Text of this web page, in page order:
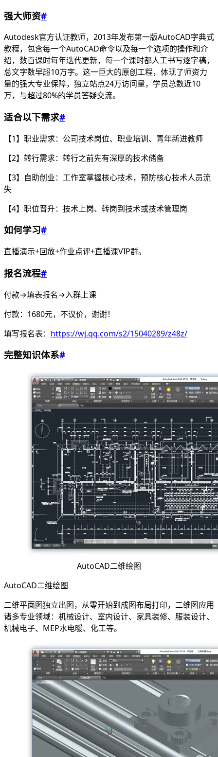
强大师资#
Autodesk官方认证教师，2013年发布第一版AutoCAD字典式
教程，包含每一个AutoCAD命令以及每一个选项的操作和介
绍，数百课时每年迭代更新，每一个课时都人工书写逐字稿，
总文字数早超10万字。这一巨大的原创工程，体现了师资力
量的强大专业保障，独立站点24万访问量，学员总数近10
万，与超过80%的学员答疑交流。
适合以下需求#
【1】职业需求：公司技术岗位、职业培训、青年新进教师
【2】转行需求：转行之前先有深厚的技术储备
【3】自助创业：工作室掌握核心技术，预防核心技术人员流
失
【4】职位晋升：技术上岗、转岗到技术或技术管理岗
如何学习#
直播演示+回放+作业点评+直播课VIP群。
报名流程#
付款→填表报名→入群上课
付款：1680元，不议价，谢谢！
填写报名表： https://wj.qq.com/s2/15040289/z48z/
完整知识体系#
AutoCAD二维绘图
AutoCAD二维绘图
二维平面图独立出图，从零开始到成图布局打印，二维图应用
诸多专业领域：机械设计、室内设计、家具装修、服装设计、
机械电子、MEP水电暖、化工等。